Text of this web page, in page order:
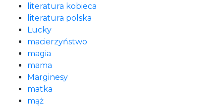
literatura kobieca
literatura polska
Lucky
macierzyństwo
magia
mama
Marginesy
matka
mąż